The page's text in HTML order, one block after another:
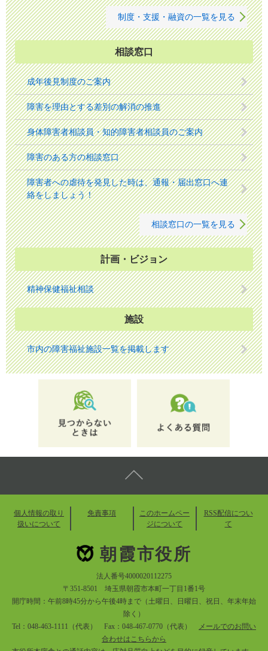
制度・支援・融資の一覧を見る
相談窓口
成年後見制度のご案内
障害を理由とする差別の解消の推進
身体障害者相談員・知的障害者相談員のご案内
障害のある方の相談窓口
障害者への虐待を発見した時は、通報・届出窓口へ連
絡をしましょう！
相談窓口の一覧を見る
計画・ビジョン
精神保健福祉相談
施設
市内の障害福祉施設一覧を掲載します
個人情報の取り
扱いについて
免責事項
このホームペー
ジについて
RSS配信につい
て
朝霞市役所
法人番号4000020112275
〒351-8501 埼玉県朝霞市本町一丁目1番1号
開庁時間：午前8時45分から午後4時まで（土曜日、日曜日、祝日、年末年始
除く）
Tel：048-463-1111（代表） Fax：048-467-0770（代表）
メールでのお問い
合わせはこちらから